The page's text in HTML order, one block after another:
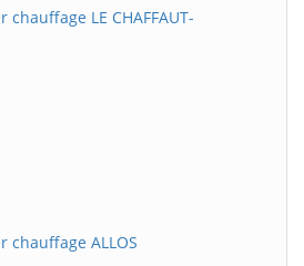
LE CHAFFAUT-
chauffage ALLOS